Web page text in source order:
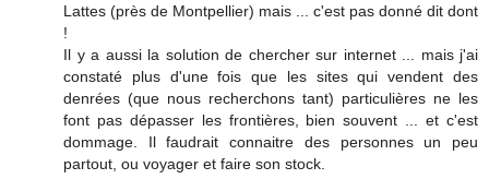
Lattes (près de Montpellier) mais ... c'est pas donné dit dont
!
Il y a aussi la solution de chercher sur internet ... mais j'ai
constaté plus d'une fois que les sites qui vendent des
denrées (que nous recherchons tant) particulières ne les
font pas dépasser les frontières, bien souvent ... et c'est
dommage. Il faudrait connaitre des personnes un peu
partout, ou voyager et faire son stock.